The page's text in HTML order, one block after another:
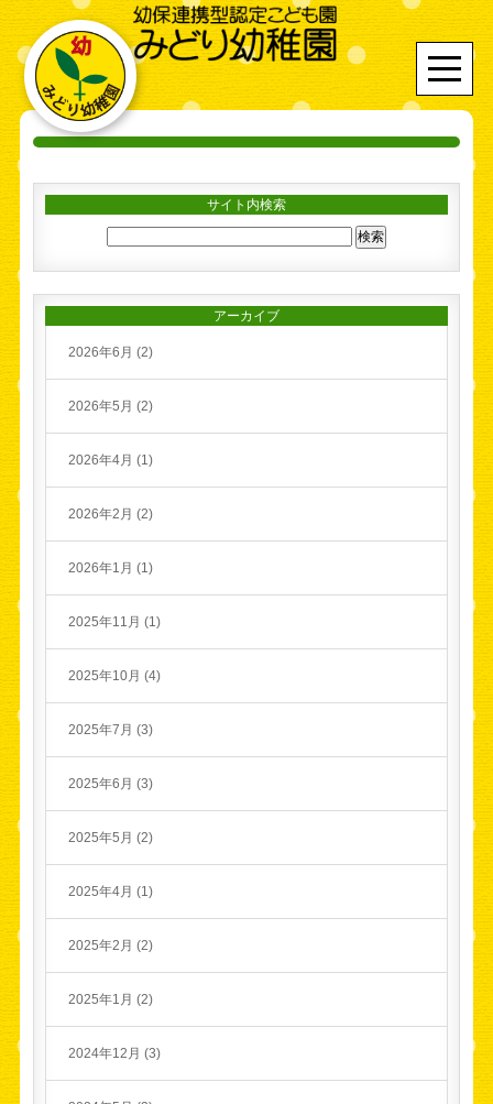
サイト内検索
アーカイブ
2026年6月 (2)
2026年5月 (2)
2026年4月 (1)
2026年2月 (2)
2026年1月 (1)
2025年11月 (1)
2025年10月 (4)
2025年7月 (3)
2025年6月 (3)
2025年5月 (2)
2025年4月 (1)
2025年2月 (2)
2025年1月 (2)
2024年12月 (3)